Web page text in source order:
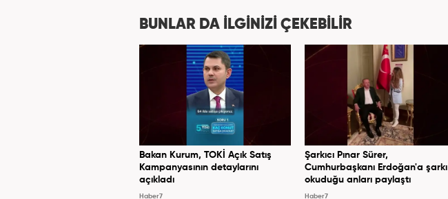
BUNLAR DA İLGİNİZİ ÇEKEBİLİR
Bakan Kurum, TOKİ Açık Satış
Kampanyasının detaylarını
açıkladı
Haber7
Şarkıcı Pınar Sürer,
Cumhurbaşkanı Erdoğan'a şarkı
okuduğu anları paylaştı
Haber7